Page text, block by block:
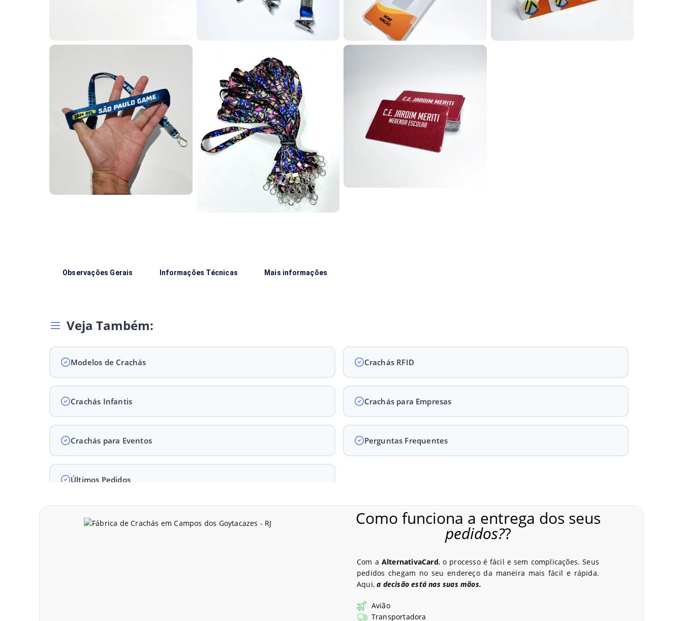
Observações Gerais Informações Técnicas Mais informações
Veja Também:
Modelos de Crachás Crachás RFID
Crachás Infantis Crachás para Empresas
Crachás para Eventos Perguntas Frequentes
Últimos Pedidos
Modelos de Crachás em Campos dos Goytacazes - RJ
Como funciona a entrega dos seus
pedidos??
Com a AlternativaCard, o processo é fácil e sem complicações. Seus
pedidos chegam no seu endereço da maneira mais fácil e rápida.
Aqui,a decisão está nas suas mãos.
Avião
Transportadora